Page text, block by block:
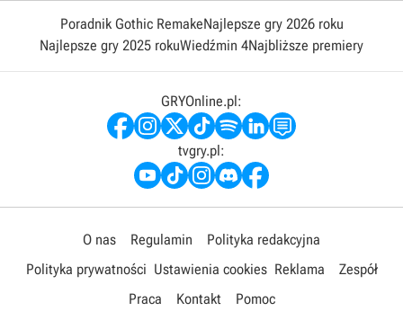
Poradnik Gothic RemakeNajlepsze gry 2026 roku
Najlepsze gry 2025 rokuWiedźmin 4Najbliższe premiery
GRYOnline.pl:
tvgry.pl:
O nas Regulamin
Polityka redakcyjna
Polityka prywatności Ustawienia cookies Reklama
Zespół
Praca
Kontakt Pomoc